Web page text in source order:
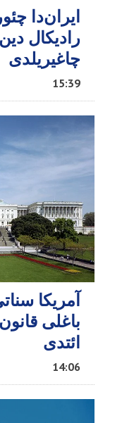
ایران‌دا
رادیکال
چاغیریلدی
15:39
آمریکا
باغلی
ائتدی
14:06